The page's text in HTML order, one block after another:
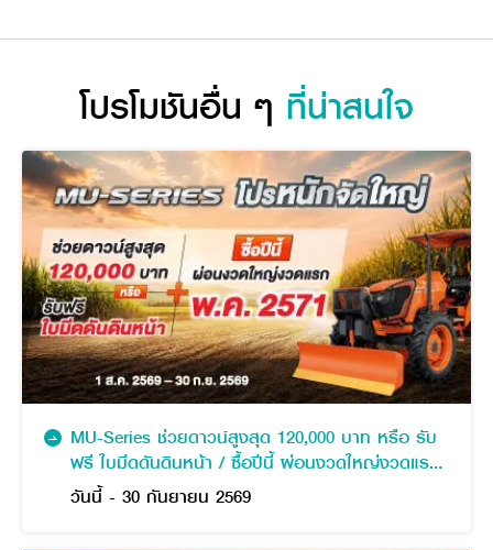
โปรโมชันอื่น ๆ ที่น่าสนใจ
MU-Series ช่วยดาวน์สูงสุด 120,000 บาท หรือ รับ
ฟรี ใบมีดดันดินหน้า / ซื้อปีนี้ ผ่อนงวดใหญ่งวดแรก
พฤษภาคม 2571
วันนี้ - 30 กันยายน 2569